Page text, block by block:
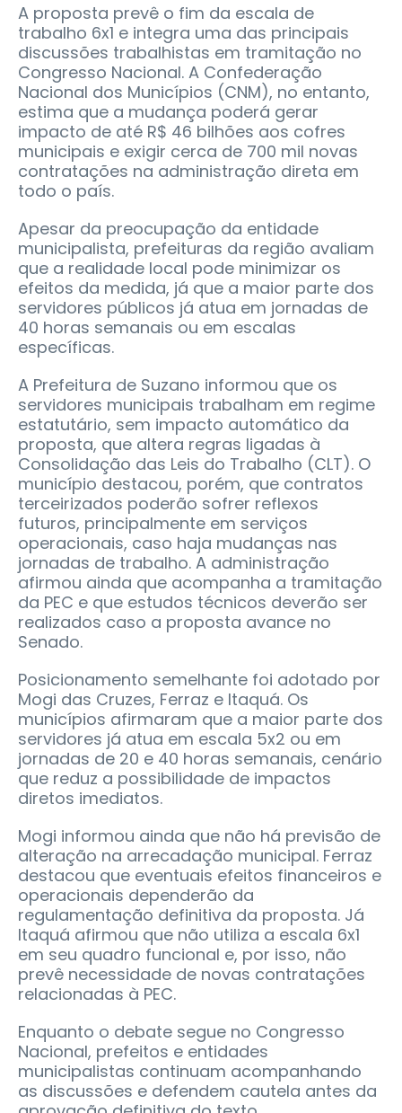
A proposta prevê o fim da escala de
trabalho 6x1 e integra uma das principais
discussões trabalhistas em tramitação no
Congresso Nacional. A Confederação
Nacional dos Municípios (CNM), no entanto,
estima que a mudança poderá gerar
impacto de até R$ 46 bilhões aos cofres
municipais e exigir cerca de 700 mil novas
contratações na administração direta em
todo o país.
Apesar da preocupação da entidade
municipalista, prefeituras da região avaliam
que a realidade local pode minimizar os
efeitos da medida, já que a maior parte dos
servidores públicos já atua em jornadas de
40 horas semanais ou em escalas
específicas.
A Prefeitura de Suzano informou que os
servidores municipais trabalham em regime
estatutário, sem impacto automático da
proposta, que altera regras ligadas à
Consolidação das Leis do Trabalho (CLT). O
município destacou, porém, que contratos
terceirizados poderão sofrer reflexos
futuros, principalmente em serviços
operacionais, caso haja mudanças nas
jornadas de trabalho. A administração
afirmou ainda que acompanha a tramitação
da PEC e que estudos técnicos deverão ser
realizados caso a proposta avance no
Senado.
Posicionamento semelhante foi adotado por
Mogi das Cruzes, Ferraz e Itaquá. Os
municípios afirmaram que a maior parte dos
servidores já atua em escala 5x2 ou em
jornadas de 20 e 40 horas semanais, cenário
que reduz a possibilidade de impactos
diretos imediatos.
Mogi informou ainda que não há previsão de
alteração na arrecadação municipal. Ferraz
destacou que eventuais efeitos financeiros e
operacionais dependerão da
regulamentação definitiva da proposta. Já
Itaquá afirmou que não utiliza a escala 6x1
em seu quadro funcional e, por isso, não
prevê necessidade de novas contratações
relacionadas à PEC.
Enquanto o debate segue no Congresso
Nacional, prefeitos e entidades
municipalistas continuam acompanhando
as discussões e defendem cautela antes da